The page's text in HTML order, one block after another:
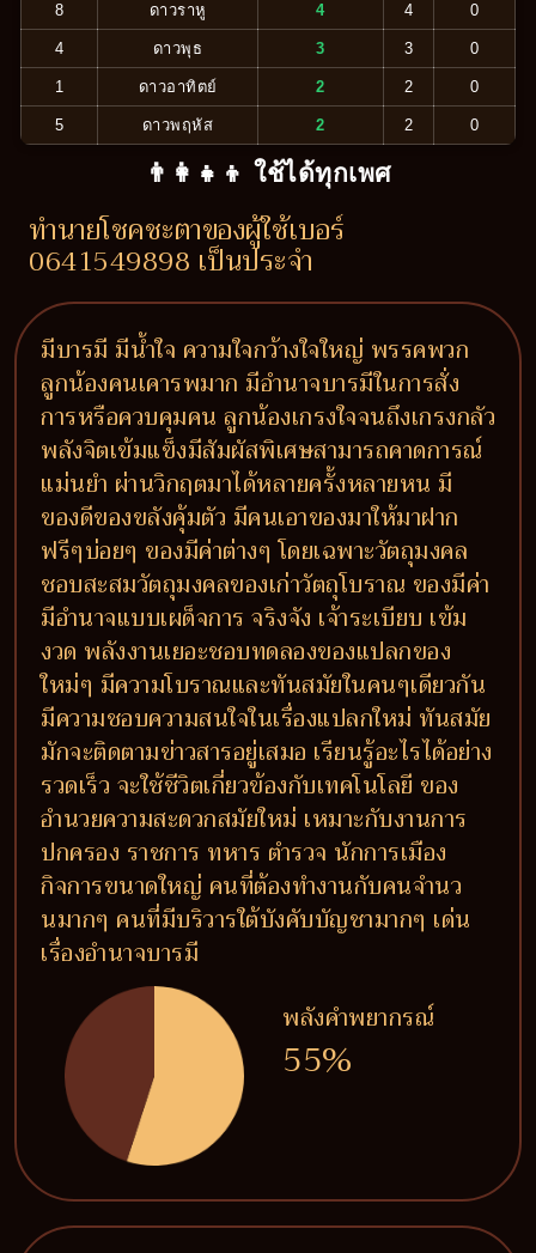
8 ดาวราหู 4 4 0
4 ดาวพุธ 3 3 0
1 ดาวอาทิตย์ 2 2 0
5 ดาวพฤหัส 2 2 0
👨‍👩‍👧‍👦 ใช้ได้ทุกเพศ
ทำนายโชคชะตาของผู้ใช้เบอร์
0641549898 เป็นประจำ
มีบารมี มีน้ำใจ ความใจกว้างใจใหญ่ พรรคพวก
ลูกน้องคนเคารพมาก มีอำนาจบารมีในการสั่ง
การหรือควบคุมคน ลูกน้องเกรงใจจนถึงเกรงกลัว
พลังจิตเข้มแข็งมีสัมผัสพิเศษสามารถคาดการณ์
แม่นยำ ผ่านวิกฤตมาได้หลายครั้งหลายหน มี
ของดีของขลังคุ้มตัว มีคนเอาของมาให้มาฝาก
ฟรีๆบ่อยๆ ของมีค่าต่างๆ โดยเฉพาะวัตถุมงคล
ชอบสะสมวัตถุมงคลของเก่าวัตถุโบราณ ของมีค่า
มีอำนาจแบบเผด็จการ จริงจัง เจ้าระเบียบ เข้ม
งวด พลังงานเยอะชอบทดลองของแปลกของ
ใหม่ๆ มีความโบราณและทันสมัยในคนๆเดียวกัน
มีความชอบความสนใจในเรื่องแปลกใหม่ ทันสมัย
มักจะติดตามข่าวสารอยู่เสมอ เรียนรู้อะไรได้อย่าง
รวดเร็ว จะใช้ชีวิตเกี่ยวข้องกับเทคโนโลยี ของ
อำนวยความสะดวกสมัยใหม่ เหมาะกับงานการ
ปกครอง ราชการ ทหาร ตำรวจ นักการเมือง
กิจการขนาดใหญ่ คนที่ต้องทำงานกับคนจำนว
นมากๆ คนที่มีบริวารใต้บังคับบัญชามากๆ เด่น
เรื่องอำนาจบารมี
พลังคำพยากรณ์
55%